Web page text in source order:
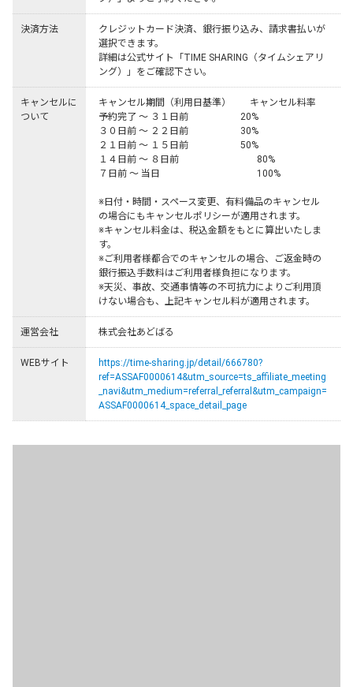
決済方法
クレジットカード決済、銀行振り込み、請求書払いが
選択できます。
詳細は公式サイト「TIME SHARING（タイムシェアリ
ング）」をご確認下さい。
キャンセルに
ついて
キャンセル期間（利用日基準）	キャンセル料率
予約完了 ～ ３１日前	　　　　　20%
３０日前 ～ ２２日前	　　　　　30%
２１日前 ～ １５日前	　　　　　50%
１４日前 ～ ８日前	　 　　　　　  80%
７日前 ～ 当日	              　　　　　 100%
※日付・時間・スペース変更、有料備品のキャンセル
の場合にもキャンセルポリシーが適用されます。
※キャンセル料金は、税込金額をもとに算出いたしま
す。
※ご利用者様都合でのキャンセルの場合、ご返金時の
銀行振込手数料はご利用者様負担になります。
※天災、事故、交通事情等の不可抗力によりご利用頂
けない場合も、上記キャンセル料が適用されます。
運営会社 株式会社あどばる
WEBサイト
https://time-sharing.jp/detail/666780?
ref=ASSAF0000614&utm_source=ts_affiliate_meeting
_navi&utm_medium=referral_referral&utm_campaign=
ASSAF0000614_space_detail_page